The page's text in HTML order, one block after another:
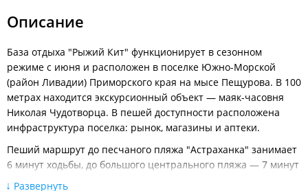
Описание
База отдыха "Рыжий Кит" функционирует в сезонном
режиме с июня и расположен в поселке Южно-Морской
(район Ливадии) Приморского края на мысе Пещурова. В 100
метрах находится экскурсионный объект — маяк-часовня
Николая Чудотворца. В пешей доступности расположена
инфраструктура поселка: рынок, магазины и аптеки.
Пеший маршрут до песчаного пляжа "Астраханка" занимает
6 минут ходьбы, до большого центрального пляжа — 7 минут
ходьбы. Из окон открывается вид на море.
Развернуть